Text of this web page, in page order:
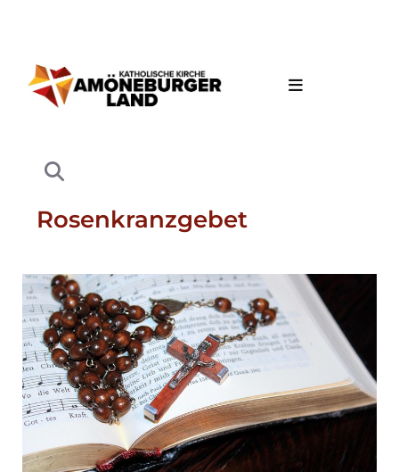
Rosenkranzgebet